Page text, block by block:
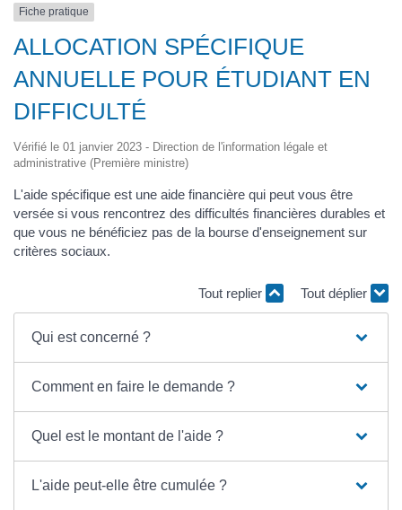
Fiche pratique
ALLOCATION SPÉCIFIQUE
ANNUELLE POUR ÉTUDIANT EN
DIFFICULTÉ
Vérifié le 01 janvier 2023 - Direction de l'information légale et
administrative (Première ministre)
L'aide spécifique est une aide financière qui peut vous être
versée si vous rencontrez des difficultés financières durables et
que vous ne bénéficiez pas de la bourse d'enseignement sur
critères sociaux.
Tout replier Tout déplier
Qui est concerné ?
Comment en faire le demande ?
Quel est le montant de l'aide ?
L'aide peut-elle être cumulée ?